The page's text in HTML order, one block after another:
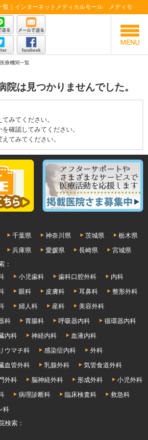
覧｜インターネットメディカルモール メディモ
療機関一覧
院は見つかりませんでした。
みてください。
確認してみてください。
てみてください。
千葉県 神奈川県 茨城県
栃木県
兵庫県 愛媛県 長崎県
宮城県
：
小児歯科 歯科口腔外科
内科
眼科 皮膚科 耳鼻科
整形外科
婦人科 産科
美容外科
科 胃腸科 呼吸器内科
循環器内科
内科 神経内科
血液内科
リウマチ科 感染症内科
外科
血管外科 乳腺外科
気管食道外科
外科 脳神経外科 形成外科
小児外科
病理診断科 臨床検査科
救急科
科
検索：